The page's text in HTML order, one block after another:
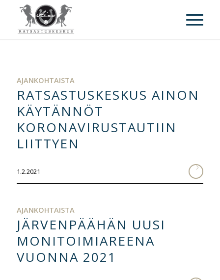
AJANKOHTAISTA
RATSASTUSKESKUS AINON
KÄYTÄNNÖT
KORONAVIRUSTAUTIIN
LIITTYEN
1.2.2021
AJANKOHTAISTA
JÄRVENPÄÄHÄN UUSI
MONITOIMIAREENA
VUONNA 2021